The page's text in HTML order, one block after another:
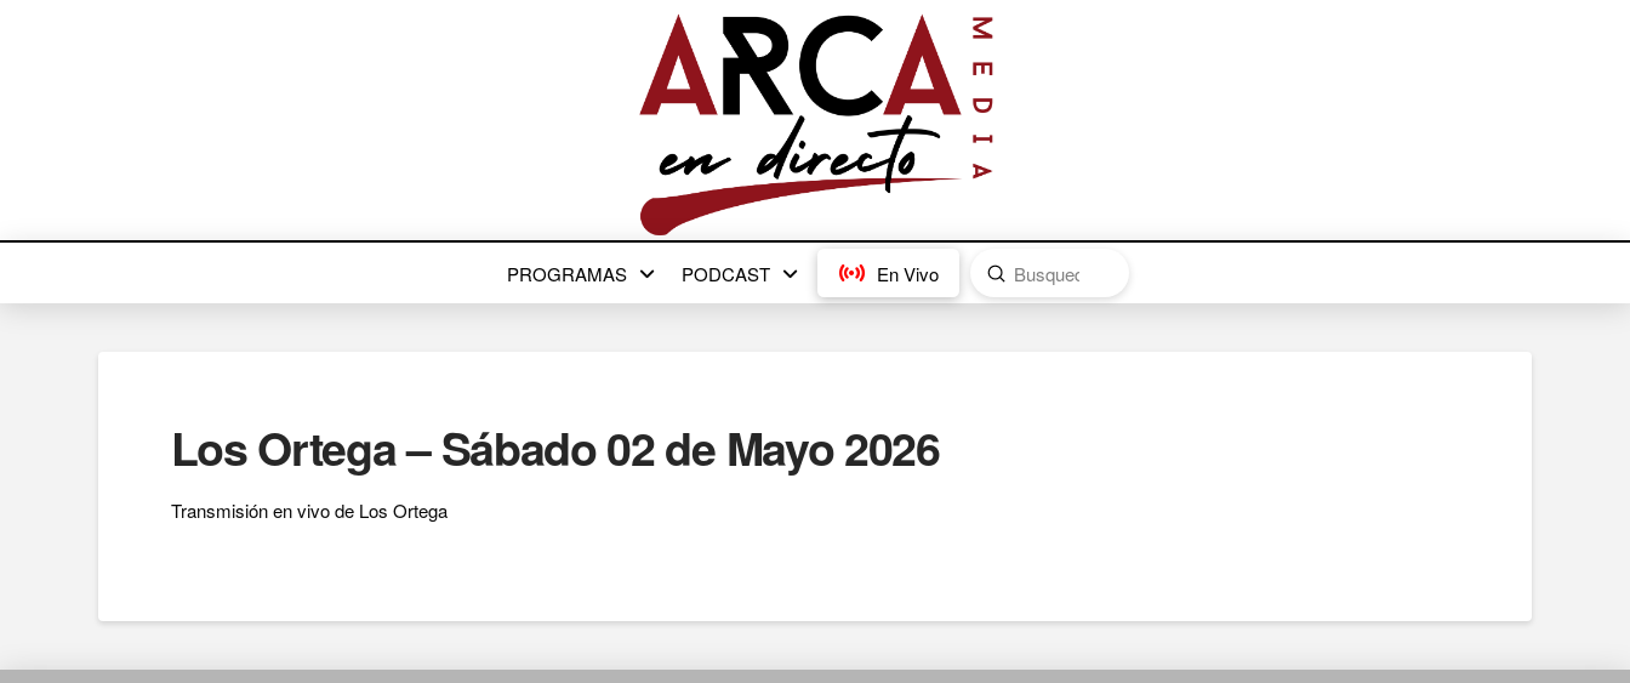
PROGRAMAS PODCAST En Vivo
Search
Submit
Los Ortega – Sábado 02 de Mayo 2026
Transmisión en vivo de Los Ortega